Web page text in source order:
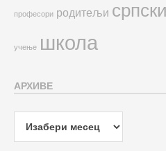
професори родитељи
учење школа
АРХИВЕ
Архиве